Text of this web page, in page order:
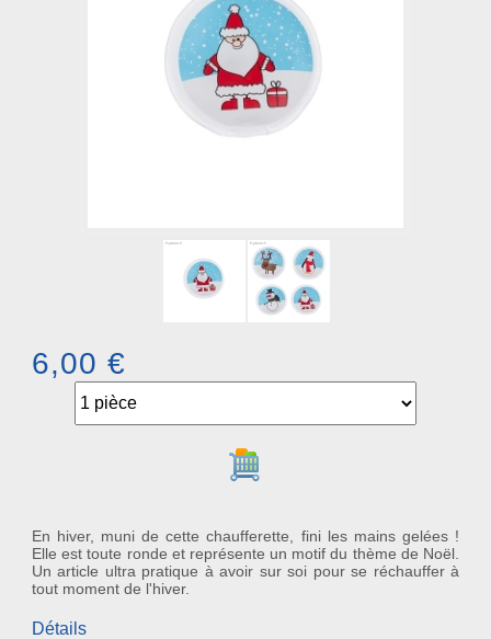
6,00 €
Ajouter au panier
En hiver, muni de cette chaufferette, fini les mains gelées !
Elle est toute ronde et représente un motif du thème de Noël.
Un article ultra pratique à avoir sur soi pour se réchauffer à
tout moment de l'hiver.
Détails